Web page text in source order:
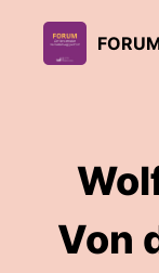
Von